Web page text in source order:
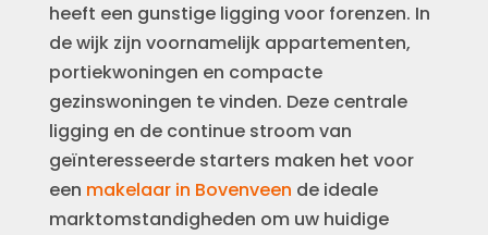
heeft een gunstige ligging voor forenzen. In
de wijk zijn voornamelijk appartementen,
portiekwoningen en compacte
gezinswoningen te vinden. Deze centrale
ligging en de continue stroom van
geïnteresseerde starters maken het voor
een makelaar in Bovenveen de ideale
marktomstandigheden om uw huidige